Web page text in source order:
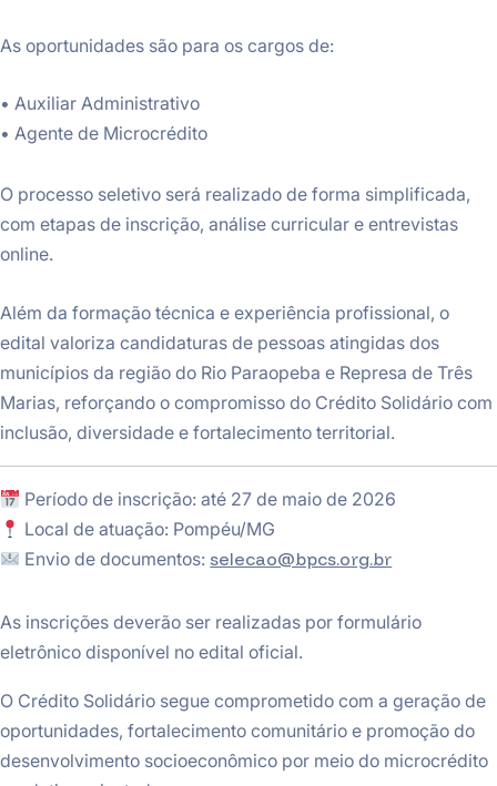
As oportunidades são para os cargos de:
• Auxiliar Administrativo
• Agente de Microcrédito
O processo seletivo será realizado de forma simplificada,
com etapas de inscrição, análise curricular e entrevistas
online.
Além da formação técnica e experiência profissional, o
edital valoriza candidaturas de pessoas atingidas dos
municípios da região do Rio Paraopeba e Represa de Três
Marias, reforçando o compromisso do Crédito Solidário com
inclusão, diversidade e fortalecimento territorial.
Período de inscrição: até 27 de maio de 2026
Local de atuação: Pompéu/MG
Envio de documentos:selecao@bpcs.org.br
As inscrições deverão ser realizadas por formulário
eletrônico disponível no edital oficial.
O Crédito Solidário segue comprometido com a geração de
oportunidades, fortalecimento comunitário e promoção do
desenvolvimento socioeconômico por meio do microcrédito